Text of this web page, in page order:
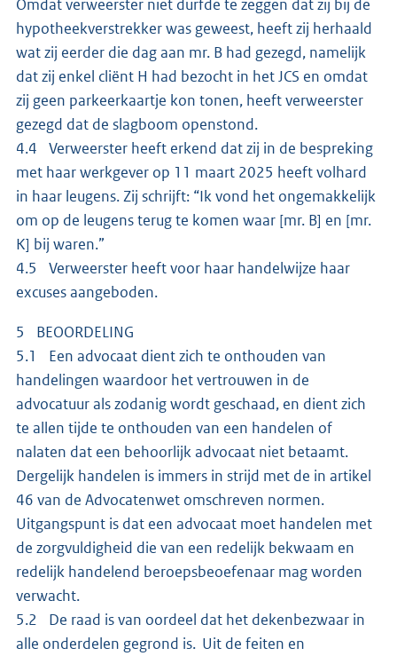
Omdat verweerster niet durfde te zeggen dat zij bij de
hypotheekverstrekker was geweest, heeft zij herhaald
wat zij eerder die dag aan mr. B had gezegd, namelijk
dat zij enkel cliënt H had bezocht in het JCS en omdat
zij geen parkeerkaartje kon tonen, heeft verweerster
gezegd dat de slagboom openstond.
4.4 Verweerster heeft erkend dat zij in de bespreking
met haar werkgever op 11 maart 2025 heeft volhard
in haar leugens. Zij schrijft: “Ik vond het ongemakkelijk
om op de leugens terug te komen waar [mr. B] en [mr.
K] bij waren.”
4.5 Verweerster heeft voor haar handelwijze haar
excuses aangeboden.
5 BEOORDELING
5.1 Een advocaat dient zich te onthouden van
handelingen waardoor het vertrouwen in de
advocatuur als zodanig wordt geschaad, en dient zich
te allen tijde te onthouden van een handelen of
nalaten dat een behoorlijk advocaat niet betaamt.
Dergelijk handelen is immers in strijd met de in artikel
46 van de Advocatenwet omschreven normen.
Uitgangspunt is dat een advocaat moet handelen met
de zorgvuldigheid die van een redelijk bekwaam en
redelijk handelend beroepsbeoefenaar mag worden
verwacht.
5.2 De raad is van oordeel dat het dekenbezwaar in
alle onderdelen gegrond is. Uit de feiten en